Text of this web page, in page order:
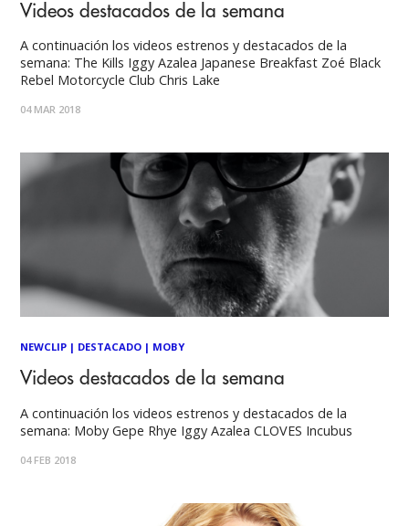
Videos destacados de la semana
A continuación los videos estrenos y destacados de la
semana: The Kills Iggy Azalea Japanese Breakfast Zoé Black
Rebel Motorcycle Club Chris Lake
04 MAR 2018
NEWCLIP | DESTACADO | MOBY
Videos destacados de la semana
A continuación los videos estrenos y destacados de la
semana: Moby Gepe Rhye Iggy Azalea CLOVES Incubus
04 FEB 2018